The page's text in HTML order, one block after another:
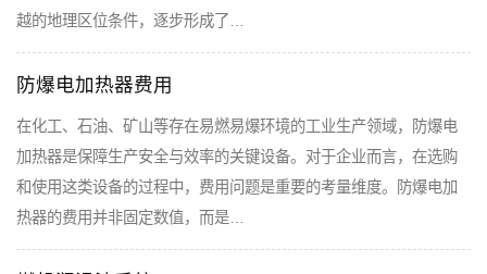
越的地理区位条件，逐步形成了…
防爆电加热器费用
在化工、石油、矿山等存在易燃易爆环境的工业生产领域，防爆电
加热器是保障生产安全与效率的关键设备。对于企业而言，在选购
和使用这类设备的过程中，费用问题是重要的考量维度。防爆电加
热器的费用并非固定数值，而是…